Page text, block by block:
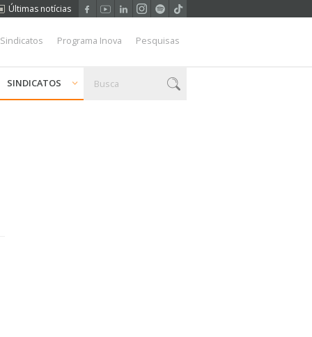
Últimas notícias
Programa Inova Pesquisas
SINDICATOS